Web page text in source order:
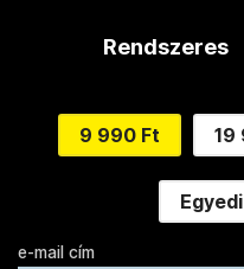
Rendszeres
9 990 Ft 19
e-mail cím